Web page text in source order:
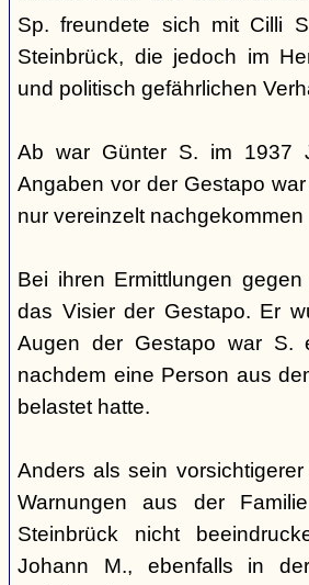
Sp. freundete sich mit Cilli
Steinbrück, die jedoch im
und politisch gefährlichen
Ab war Günter S. im 1937
Angaben vor der Gestapo
nur vereinzelt nachgekommen
Bei ihren Ermittlungen
das Visier der Gestapo. Er
Augen der Gestapo war S.
nachdem eine Person aus
belastet hatte.
Anders als sein
Warnungen aus der
Steinbrück nicht
Johann M., ebenfalls in